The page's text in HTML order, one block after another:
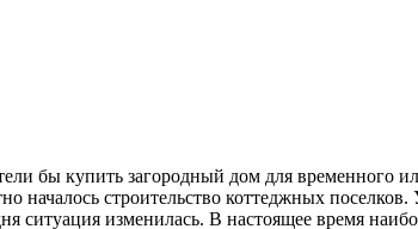
бы купить загородный дом для временного
строительство коттеджных
ситуация изменилась. В настоящее время